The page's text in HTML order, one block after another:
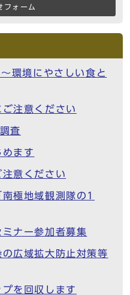
フォーム
環境にやさしい食と
注意ください
査
ます
意ください
極地域観測隊の1
ミナー参加者募集
広域拡大防止対策等
を回収します